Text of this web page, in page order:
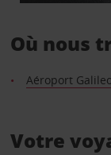
Où nous
Aéroport
Votre